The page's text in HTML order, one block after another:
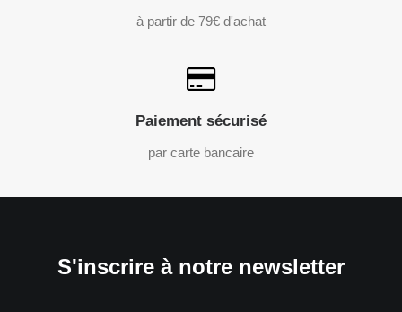
à partir de 79€ d'achat
Paiement sécurisé
par carte bancaire
S'inscrire à notre newsletter